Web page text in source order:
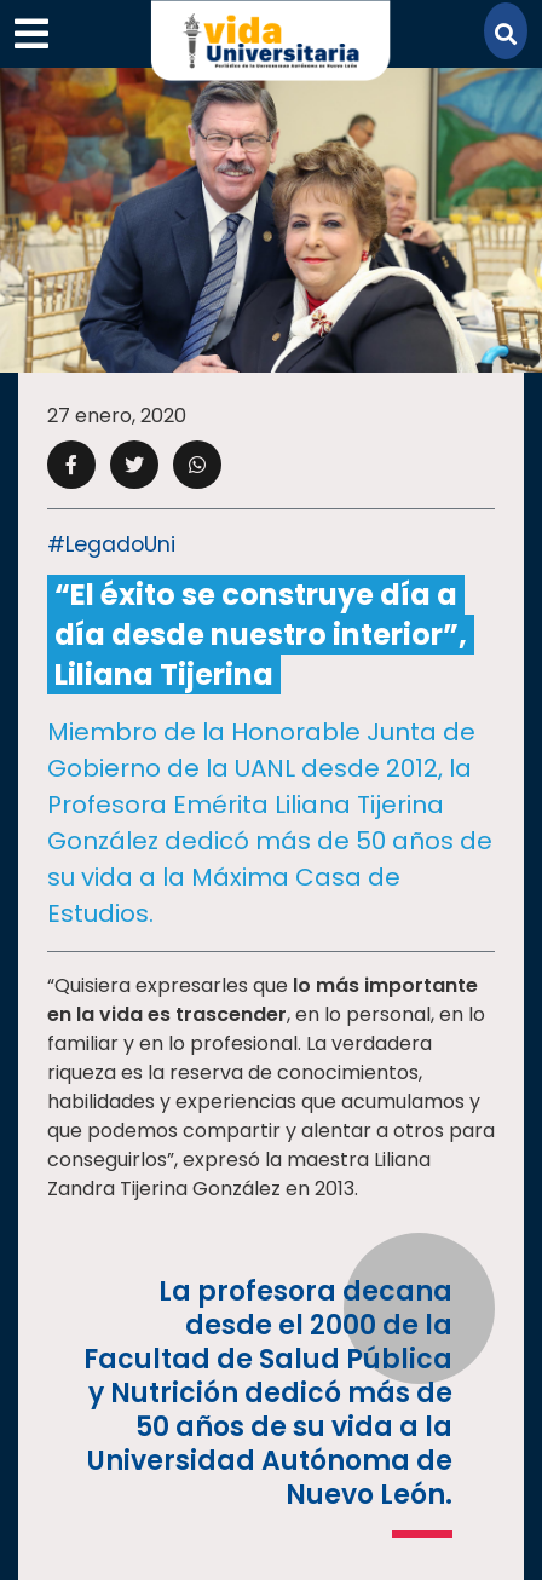
×
SECCIONES
ACADEMIA
CAMPUS UANL
CULTURA
DEPORTES
I+D+IEXPERTOS
SALUD
SUSTENTABILIDAD
TEMAS
Oferta
educativa
Estudiantes
Rectoría
Investigación
Responsabilidad
Vinculación
Historia
Nacional
27 enero, 2020
#LegadoUni
“El éxito se construye día a
día desde nuestro interior”,
Liliana Tijerina
Miembro de la Honorable Junta de
Gobierno de la UANL desde 2012, la
Profesora Emérita Liliana Tijerina
González dedicó más de 50 años de
su vida a la Máxima Casa de
Estudios.
“Quisiera expresarles que lo más importante
en la vida es trascender, en lo personal, en lo
familiar y en lo profesional. La verdadera
riqueza es la reserva de conocimientos,
habilidades y experiencias que acumulamos y
que podemos compartir y alentar a otros para
conseguirlos”, expresó la maestra Liliana
Zandra Tijerina González en 2013.
La profesora decana
desde el 2000 de la
Facultad de Salud Pública
y Nutrición dedicó más de
50 años de su vida a la
Universidad Autónoma de
Nuevo León.